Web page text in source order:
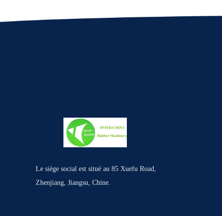
Le siège social est situé au 85 Xuefu Road,
Zhenjiang, Jiangsu, Chine.